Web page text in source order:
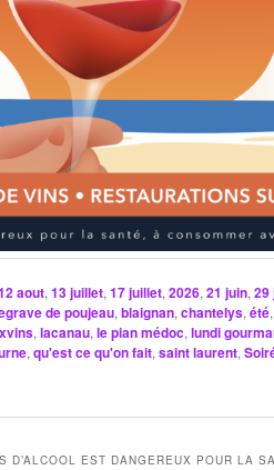
aout,13 juillet,17 juillet,2026,21 juin,29
de poujeau,blaignan,chantelys,été,
,lacanau,le pian médoc,lundi
,qu'est ce qu'on fait,saint laurent,
D’ALCOOL EST DANGEREUX POUR LA